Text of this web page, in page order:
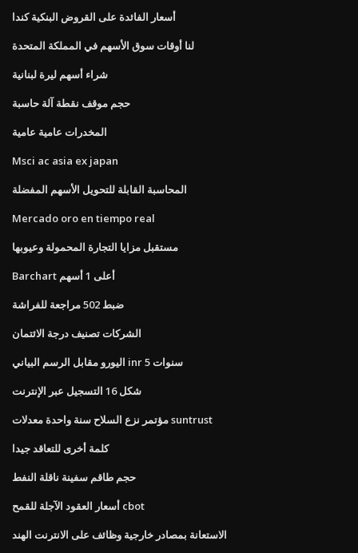
أسعار الفائدة على القروض البنكية كندا
لنا أوقات سوق الأسهم في المملكة المتحدة
شراء أسهم ليرة لبنانية
حجم موقف نقطة آلة حاسبة
المخدرات عامية عامية
Msci ac asia ex japan
المحاسبة القابلة للتحويل الأسهم المفضلة
Mercado oro en tiempo real
مستقبل مزايا التجارة المحمولة وعيوبها
Barchart أعلى 1 أسهم
ضبط 502 مراجعة للفراشة
الشركات تصنيف درجة الائتمان
اليورو مقابل الرسم البياني inr 5 سنوات
شكل 16 التسجيل عبر الإنترنت
مؤتمر نزع السلاح سنة واحدة معدلات suntrust
كلمة أخرى للتعاقد جيدا
حجم طاقم سفينة ناقلة النفط
أسعار العقود الآجلة للقمح cbot
الاستعانة بمصادر خارجية وظائف على الانترنت الهند